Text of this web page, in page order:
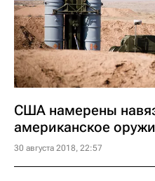
США намерены
американское
30 августа 2018, 22:57